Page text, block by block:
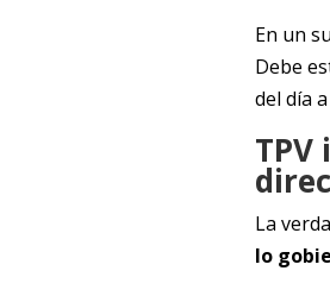
En un
Debe
del día
La
lo